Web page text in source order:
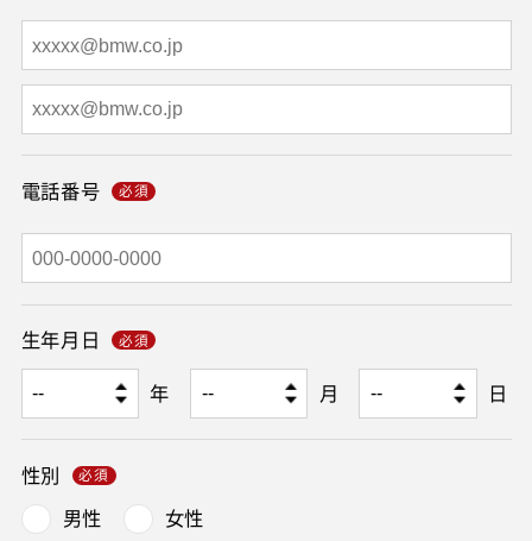
電話番号
生年月日
年
月 日
性別
男性
女性